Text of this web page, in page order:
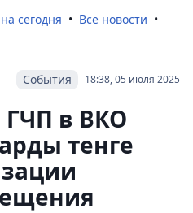
сегодня
Все новости
18:38, 05 июля 2025
События
ГЧП в ВКО
тенге